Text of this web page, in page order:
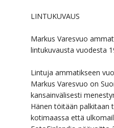
LINTUKUVAUS
Markus Varesvuo
lintukuvausta vuodesta
Lintuja ammatikseen
Markus Varesvuo on
kansainvälisesti
Hänen töitään palkitaan
kotimaassa että